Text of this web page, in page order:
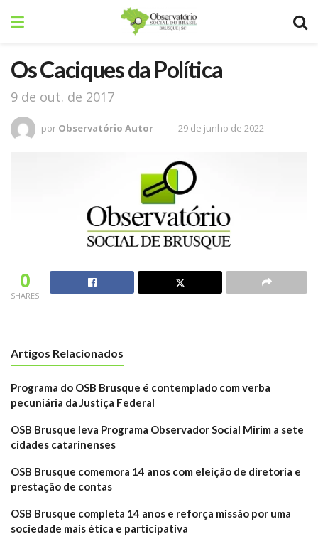
Os Caciques da Política
9 de out. de 2017
por Observatório Autor 29 de junho de 2022
0
SHARES
Artigos Relacionados
Programa do OSB Brusque é contemplado com verba
pecuniária da Justiça Federal
OSB Brusque leva Programa Observador Social Mirim a sete
cidades catarinenses
OSB Brusque comemora 14 anos com eleição de diretoria e
prestação de contas
OSB Brusque completa 14 anos e reforça missão por uma
sociedade mais ética e participativa